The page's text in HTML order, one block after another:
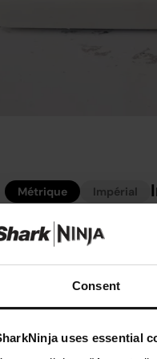
Consent
uses essential
Métrique Impérial